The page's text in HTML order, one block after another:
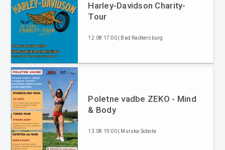
Harley-Davidson Charity-
Tour
12.08 17:00 | Bad Radkersburg
Poletne vadbe ZEKO - Mind
& Body
13.08 19:00 | Murska Sobota